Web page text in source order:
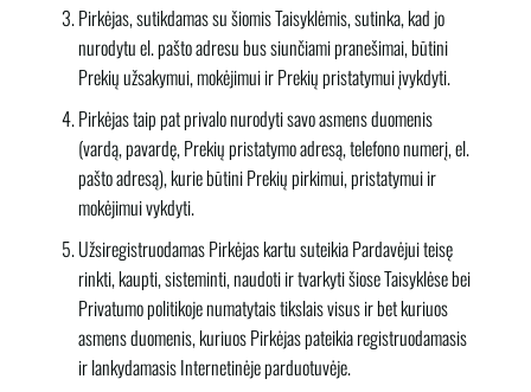
Pirkėjas, sutikdamas su šiomis Taisyklėmis, sutinka, kad jo
nurodytu el. pašto adresu bus siunčiami pranešimai, būtini
Prekių užsakymui, mokėjimui ir Prekių pristatymui įvykdyti.
Pirkėjas taip pat privalo nurodyti savo asmens duomenis
(vardą, pavardę, Prekių pristatymo adresą, telefono numerį, el.
pašto adresą), kurie būtini Prekių pirkimui, pristatymui ir
mokėjimui vykdyti.
Užsiregistruodamas Pirkėjas kartu suteikia Pardavėjui teisę
rinkti, kaupti, sisteminti, naudoti ir tvarkyti šiose Taisyklėse bei
Privatumo politikoje numatytais tikslais visus ir bet kuriuos
asmens duomenis, kuriuos Pirkėjas pateikia registruodamasis
ir lankydamasis Internetinėje parduotuvėje.